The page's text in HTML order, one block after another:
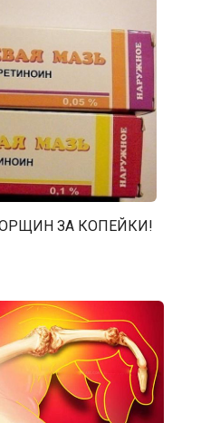
ЗА КОПЕЙКИ!